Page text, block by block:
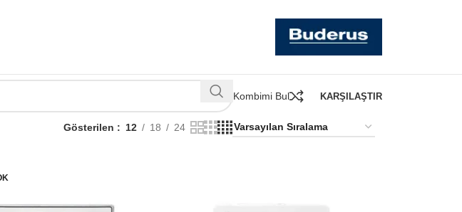
Kombimi Bul KARŞILAŞTIR
Gösterilen 12 18 24